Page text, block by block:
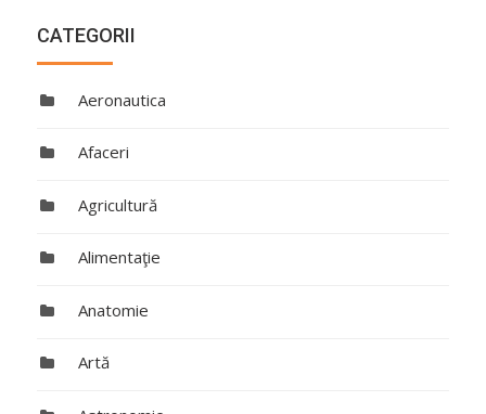
CATEGORII
Aeronautica
Afaceri
Agricultură
Alimentaţie
Anatomie
Artă